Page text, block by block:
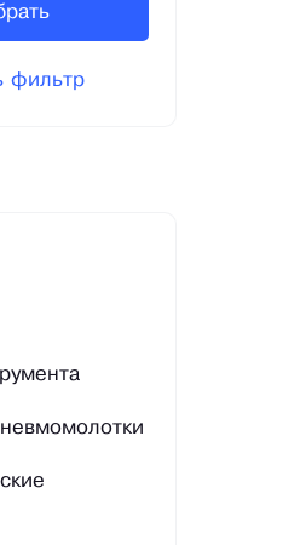
фильтр